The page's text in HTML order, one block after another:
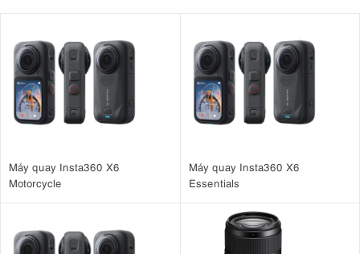
Máy quay Insta360 X6
Motorcycle
Máy quay Insta360 X6
Essentials